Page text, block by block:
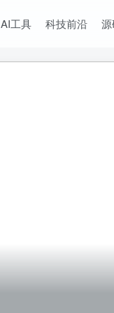
AI工具 科技前沿